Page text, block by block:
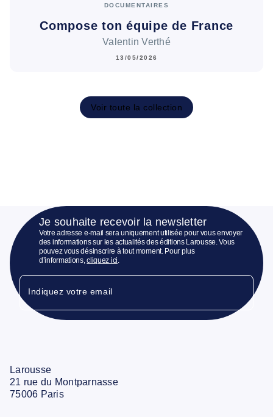
DOCUMENTAIRES
Compose ton équipe de France
Valentin Verthé
13/05/2026
Voir toute la collection
Je souhaite recevoir la newsletter
Votre adresse e-mail sera uniquement utilisée pour vous envoyer
des informations sur les actualités des éditions Larousse. Vous
pouvez vous désinscrire à tout moment. Pour plus
d’informations,cliquez ici.
Indiquez votre email
Larousse
21 rue du Montparnasse
75006 Paris